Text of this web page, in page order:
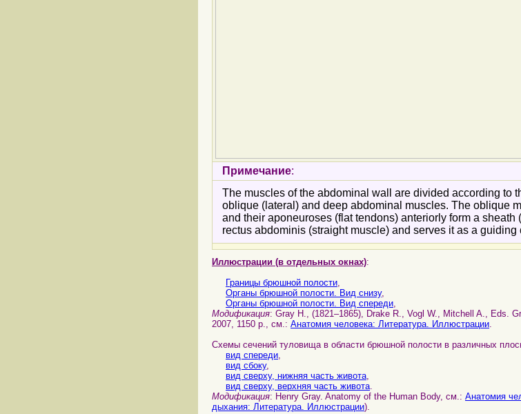
Примечание:
The muscles of the abdominal wall are divided according to
oblique (lateral) and deep abdominal muscles. The oblique
and their aponeuroses (flat tendons) anteriorly form a sheath
rectus abdominis (straight muscle) and serves it as a guiding
Иллюстрации (в отдельных окнах):
Границы брюшной полости,
Органы брюшной полости. Вид снизу,
Органы брюшной полости. Вид спереди,
Модификация: Gray H., (1821–1865), Drake R., Vogl W., Mitchell A., Eds.
2007, 1150 p., см.: Анатомия человека: Литература. Иллюстрации.
Схемы сечений туловища в области брюшной полости в различных
вид спереди,
вид сбоку,
вид сверху, нижняя часть живота,
вид сверху, верхняя часть живота.
Модификация: Henry Gray. Anatomy of the Human Body, см.: Анатомия
дыхания: Литература. Иллюстрации).